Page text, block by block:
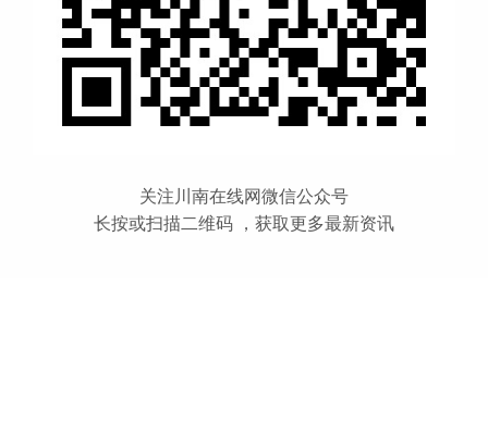
关注川南在线网微信公众号
长按或扫描二维码 ，获取更多最新资讯